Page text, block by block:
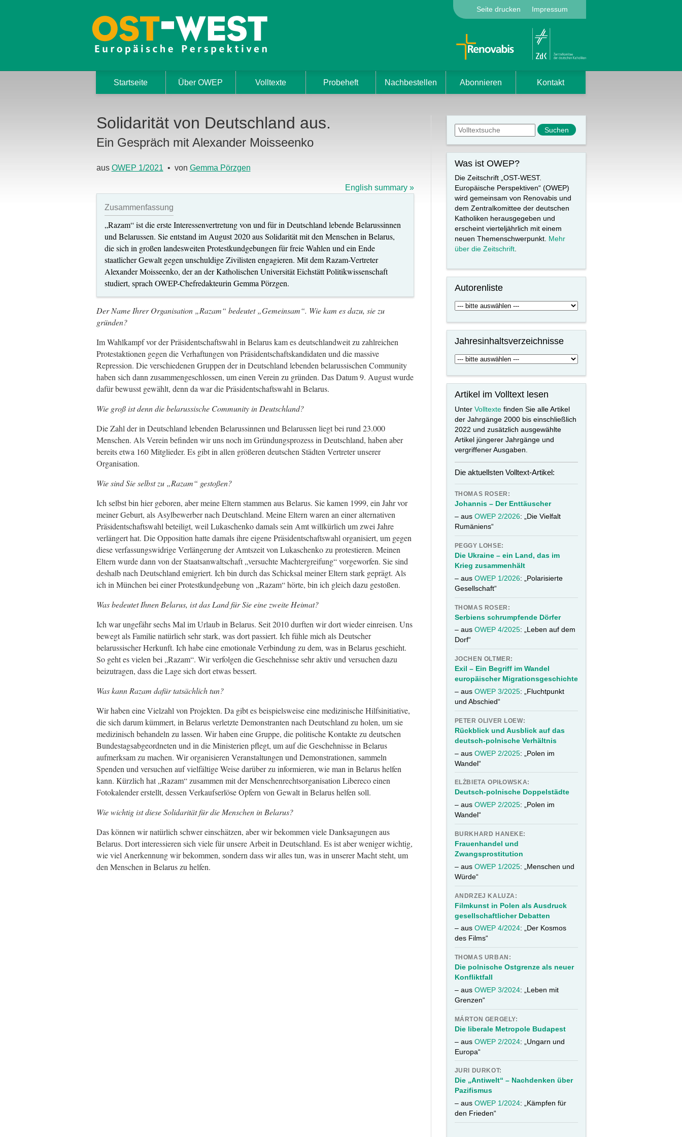
Seite drucken Impressum
Startseite Über OWEP Volltexte Probeheft Nachbestellen Abonnieren Kontakt
Solidarität von Deutschland aus.
Ein Gespräch mit Alexander Moisseenko
aus OWEP 1/2021 • von Gemma Pörzgen
English summary »
Zusammenfassung
„Razam“ ist die erste Interessenvertretung von und für in Deutschland lebende Belarussinnen
und Belarussen. Sie entstand im August 2020 aus Solidarität mit den Menschen in Belarus,
die sich in großen landesweiten Protestkundgebungen für freie Wahlen und ein Ende
staatlicher Gewalt gegen unschuldige Zivilisten engagieren. Mit dem Razam-Vertreter
Alexander Moisseenko, der an der Katholischen Universität Eichstätt Politikwissenschaft
studiert, sprach OWEP-Chefredakteurin Gemma Pörzgen.
Der Name Ihrer Organisation „Razam“ bedeutet „Gemeinsam“. Wie kam es dazu, sie zu
gründen?
Im Wahlkampf vor der Präsidentschaftswahl in Belarus kam es deutschlandweit zu zahlreichen
Protestaktionen gegen die Verhaftungen von Präsidentschaftskandidaten und die massive
Repression. Die verschiedenen Gruppen der in Deutschland lebenden belarussischen Community
haben sich dann zusammengeschlossen, um einen Verein zu gründen. Das Datum 9. August wurde
dafür bewusst gewählt, denn da war die Präsidentschaftswahl in Belarus.
Wie groß ist denn die belarussische Community in Deutschland?
Die Zahl der in Deutschland lebenden Belarussinnen und Belarussen liegt bei rund 23.000
Menschen. Als Verein befinden wir uns noch im Gründungsprozess in Deutschland, haben aber
bereits etwa 160 Mitglieder. Es gibt in allen größeren deutschen Städten Vertreter unserer
Organisation.
Wie sind Sie selbst zu „Razam“ gestoßen?
Ich selbst bin hier geboren, aber meine Eltern stammen aus Belarus. Sie kamen 1999, ein Jahr vor
meiner Geburt, als Asylbewerber nach Deutschland. Meine Eltern waren an einer alternativen
Präsidentschaftswahl beteiligt, weil Lukaschenko damals sein Amt willkürlich um zwei Jahre
verlängert hat. Die Opposition hatte damals ihre eigene Präsidentschaftswahl organisiert, um gegen
diese verfassungswidrige Verlängerung der Amtszeit von Lukaschenko zu protestieren. Meinen
Eltern wurde dann von der Staatsanwaltschaft „versuchte Machtergreifung“ vorgeworfen. Sie sind
deshalb nach Deutschland emigriert. Ich bin durch das Schicksal meiner Eltern stark geprägt. Als
ich in München bei einer Protestkundgebung von „Razam“ hörte, bin ich gleich dazu gestoßen.
Was bedeutet Ihnen Belarus, ist das Land für Sie eine zweite Heimat?
Ich war ungefähr sechs Mal im Urlaub in Belarus. Seit 2010 durften wir dort wieder einreisen. Uns
bewegt als Familie natürlich sehr stark, was dort passiert. Ich fühle mich als Deutscher
belarussischer Herkunft. Ich habe eine emotionale Verbindung zu dem, was in Belarus geschieht.
So geht es vielen bei „Razam“. Wir verfolgen die Geschehnisse sehr aktiv und versuchen dazu
beizutragen, dass die Lage sich dort etwas bessert.
Was kann Razam dafür tatsächlich tun?
Wir haben eine Vielzahl von Projekten. Da gibt es beispielsweise eine medizinische Hilfsinitiative,
die sich darum kümmert, in Belarus verletzte Demonstranten nach Deutschland zu holen, um sie
medizinisch behandeln zu lassen. Wir haben eine Gruppe, die politische Kontakte zu deutschen
Bundestagsabgeordneten und in die Ministerien pflegt, um auf die Geschehnisse in Belarus
aufmerksam zu machen. Wir organisieren Veranstaltungen und Demonstrationen, sammeln
Spenden und versuchen auf vielfältige Weise darüber zu informieren, wie man in Belarus helfen
kann. Kürzlich hat „Razam“ zusammen mit der Menschenrechtsorganisation Libereco einen
Fotokalender erstellt, dessen Verkaufserlöse Opfern von Gewalt in Belarus helfen soll.
Wie wichtig ist diese Solidarität für die Menschen in Belarus?
Das können wir natürlich schwer einschätzen, aber wir bekommen viele Danksagungen aus
Belarus. Dort interessieren sich viele für unsere Arbeit in Deutschland. Es ist aber weniger wichtig,
wie viel Anerkennung wir bekommen, sondern dass wir alles tun, was in unserer Macht steht, um
den Menschen in Belarus zu helfen.
Suchformular Suche
Was ist OWEP?
Die Zeitschrift „OST-WEST.
Europäische Perspektiven“ (OWEP)
wird gemeinsam von Renovabis und
dem Zentralkomittee der deutschen
Katholiken herausgegeben und
erscheint vierteljährlich mit einem
neuen Themenschwerpunkt. Mehr
über die Zeitschrift.
Autorenliste
Jahresinhaltsverzeichnisse
Artikel im Volltext lesen
Unter Volltextefinden Sie alle Artikel
der Jahrgänge 2000 bis einschließlich
2022 und zusätzlich ausgewählte
Artikel jüngerer Jahrgänge und
vergriffener Ausgaben.
Die aktuellsten Volltext-Artikel:
THOMAS ROSER:
Johannis – Der Enttäuscher
– aus OWEP 2/2026: „Die Vielfalt
Rumäniens“
PEGGY LOHSE:
Die Ukraine – ein Land, das im
Krieg zusammenhält
– aus OWEP 1/2026: „Polarisierte
Gesellschaft“
THOMAS ROSER:
Serbiens schrumpfende Dörfer
– aus OWEP 4/2025: „Leben auf dem
Dorf“
JOCHEN OLTMER:
Exil – Ein Begriff im Wandel
europäischer Migrationsgeschichte
– aus OWEP 3/2025: „Fluchtpunkt
und Abschied“
PETER OLIVER LOEW:
Rückblick und Ausblick auf das
deutsch-polnische Verhältnis
– aus OWEP 2/2025: „Polen im
Wandel“
ELŻBIETA OPIŁOWSKA:
Deutsch-polnische Doppelstädte
– aus OWEP 2/2025: „Polen im
Wandel“
BURKHARD HANEKE:
Frauenhandel und
Zwangsprostitution
– aus OWEP 1/2025: „Menschen und
Würde“
ANDRZEJ KALUZA:
Filmkunst in Polen als Ausdruck
gesellschaftlicher Debatten
– aus OWEP 4/2024: „Der Kosmos
des Films“
THOMAS URBAN:
Die polnische Ostgrenze als neuer
Konfliktfall
– aus OWEP 3/2024: „Leben mit
Grenzen“
MÁRTON GERGELY:
Die liberale Metropole Budapest
– aus OWEP 2/2024: „Ungarn und
Europa“
JURI DURKOT:
Die „Antiwelt“ – Nachdenken über
Pazifismus
– aus OWEP 1/2024: „Kämpfen für
den Frieden“